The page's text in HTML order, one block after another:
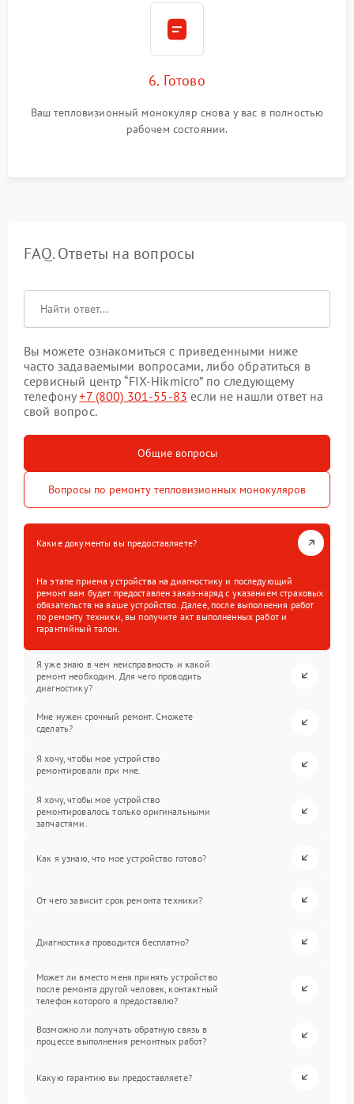
6. Готово
Ваш тепловизионный монокуляр снова у вас в полностью
рабочем состоянии.
FAQ. Ответы на вопросы
Вы можете ознакомиться с приведенными ниже
часто задаваемыми вопросами, либо обратиться в
сервисный центр “FIX-Hikmicro” по следующему
телефону+7 (800) 301-55-83 если не нашли ответ на
свой вопрос.
Общие вопросы
Вопросы по ремонту тепловизионных монокуляров
Какие документы вы предоставляете?
На этапе приема устройства на диагностику и последующий
ремонт вам будет предоставлен заказ-наряд с указанием страховых
обязательств на ваше устройство. Далее, после выполнения работ
по ремонту техники, вы получите акт выполненных работ и
гарантийный талон.
Я уже знаю в чем неисправность и какой
ремонт необходим. Для чего проводить
диагностику?
Мне нужен срочный ремонт. Сможете
сделать?
Я хочу, чтобы мое устройство
ремонтировали при мне.
Я хочу, чтобы мое устройство
ремонтировалось только оригинальными
запчастями.
Как я узнаю, что мое устройство готово?
От чего зависит срок ремонта техники?
Диагностика проводится бесплатно?
Может ли вместо меня принять устройство
после ремонта другой человек, контактный
телефон которого я предоставлю?
Возможно ли получать обратную связь в
процессе выполнения ремонтных работ?
Какую гарантию вы предоставляете?